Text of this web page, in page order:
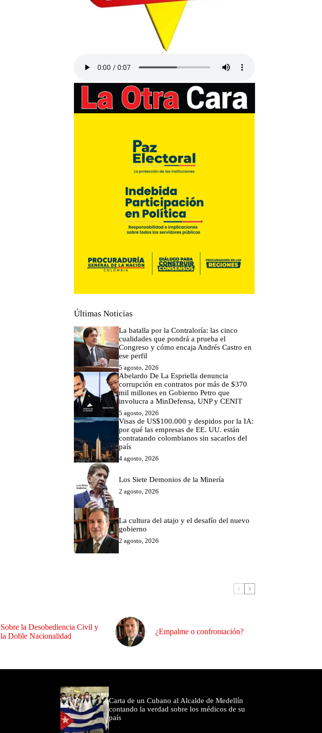
Últimas Noticias
La batalla por la Contraloría: las cinco
cualidades que pondrá a prueba el
Congreso y cómo encaja Andrés Castro en
ese perfil
5 agosto, 2026
Abelardo De La Espriella denuncia
corrupción en contratos por más de $370
mil millones en Gobierno Petro que
involucra a MinDefensa, UNP y CENIT
5 agosto, 2026
Visas de US$100.000 y despidos por la IA:
por qué las empresas de EE. UU. están
contratando colombianos sin sacarlos del
país
4 agosto, 2026
Los Siete Demonios de la Minería
2 agosto, 2026
La cultura del atajo y el desafío del nuevo
gobierno
2 agosto, 2026
Sobre la Desobediencia Civil y
la Doble Nacionalidad
¿Empalme o confrontación?
Carta de un Cubano al Alcalde de Medellín
contando la verdad sobre los médicos de su
país